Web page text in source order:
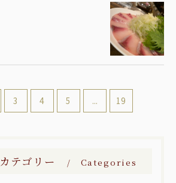
3 4 5 ... 19
カテゴリー Categories